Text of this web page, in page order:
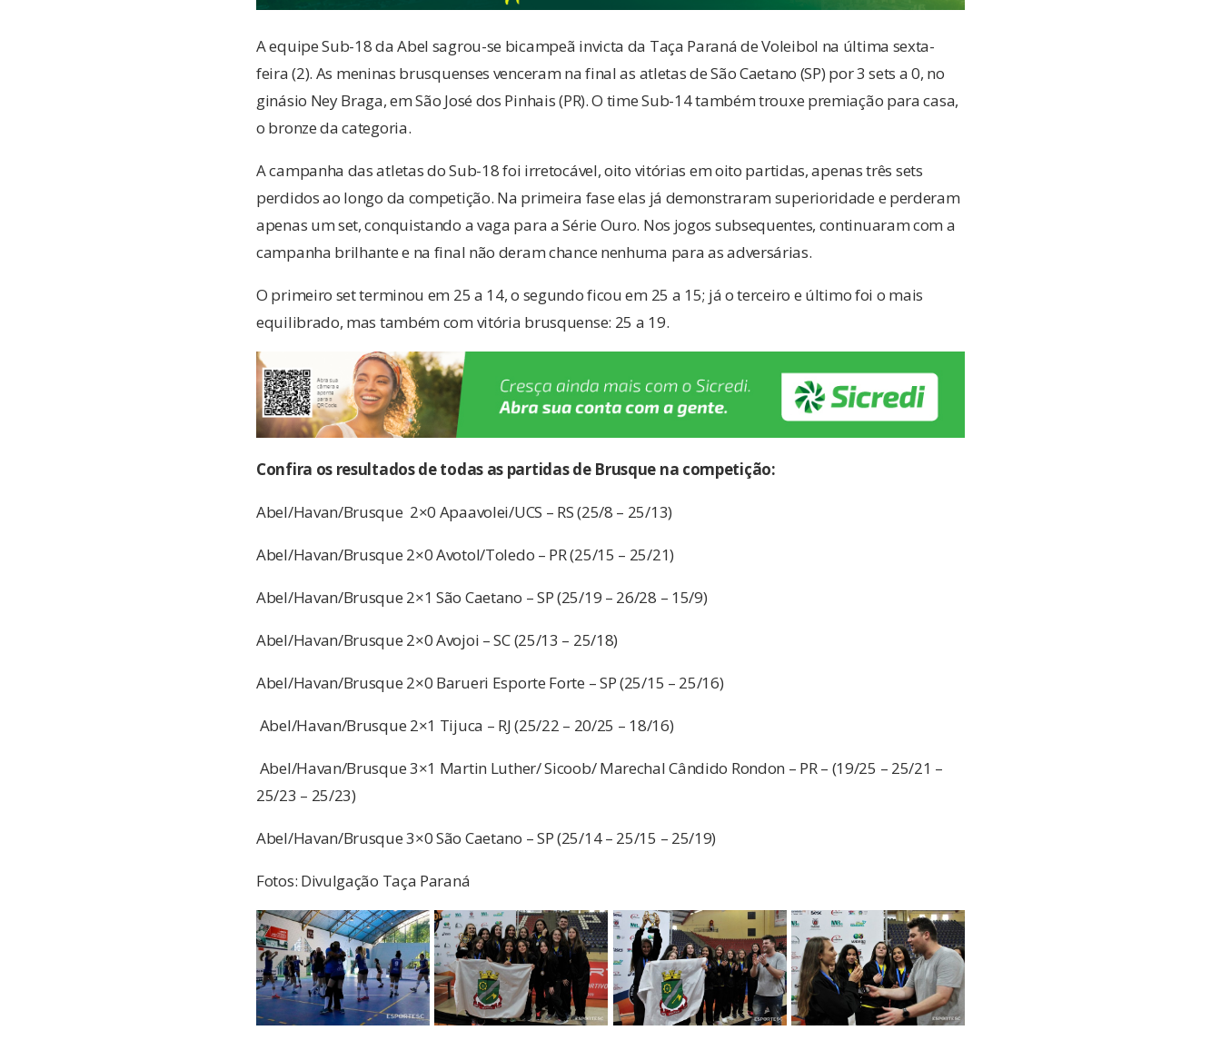
A equipe Sub-18 da Abel sagrou-se bicampeã invicta da Taça Paraná de Voleibol na última sexta-
feira (2). As meninas brusquenses venceram na final as atletas de São Caetano (SP) por 3 sets a 0, no
ginásio Ney Braga, em São José dos Pinhais (PR). O time Sub-14 também trouxe premiação para casa,
o bronze da categoria.
A campanha das atletas do Sub-18 foi irretocável, oito vitórias em oito partidas, apenas três sets
perdidos ao longo da competição. Na primeira fase elas já demonstraram superioridade e perderam
apenas um set, conquistando a vaga para a Série Ouro. Nos jogos subsequentes, continuaram com a
campanha brilhante e na final não deram chance nenhuma para as adversárias.
O primeiro set terminou em 25 a 14, o segundo ficou em 25 a 15; já o terceiro e último foi o mais
equilibrado, mas também com vitória brusquense: 25 a 19.
Confira os resultados de todas as partidas de Brusque na competição:
Abel/Havan/Brusque 2×0 Apaavolei/UCS – RS (25/8 – 25/13)
Abel/Havan/Brusque 2×0 Avotol/Toledo – PR (25/15 – 25/21)
Abel/Havan/Brusque 2×1 São Caetano – SP (25/19 – 26/28 – 15/9)
Abel/Havan/Brusque 2×0 Avojoi – SC (25/13 – 25/18)
Abel/Havan/Brusque 2×0 Barueri Esporte Forte – SP (25/15 – 25/16)
Abel/Havan/Brusque 2×1 Tijuca – RJ (25/22 – 20/25 – 18/16)
Abel/Havan/Brusque 3×1 Martin Luther/ Sicoob/ Marechal Cândido Rondon – PR – (19/25 – 25/21 –
25/23 – 25/23)
Abel/Havan/Brusque 3×0 São Caetano – SP (25/14 – 25/15 – 25/19)
Fotos: Divulgação Taça Paraná